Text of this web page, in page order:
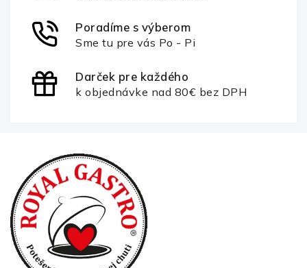
Poradíme s výberom
Sme tu pre vás Po - Pi
Darček pre každého
k objednávke nad 80€ bez DPH